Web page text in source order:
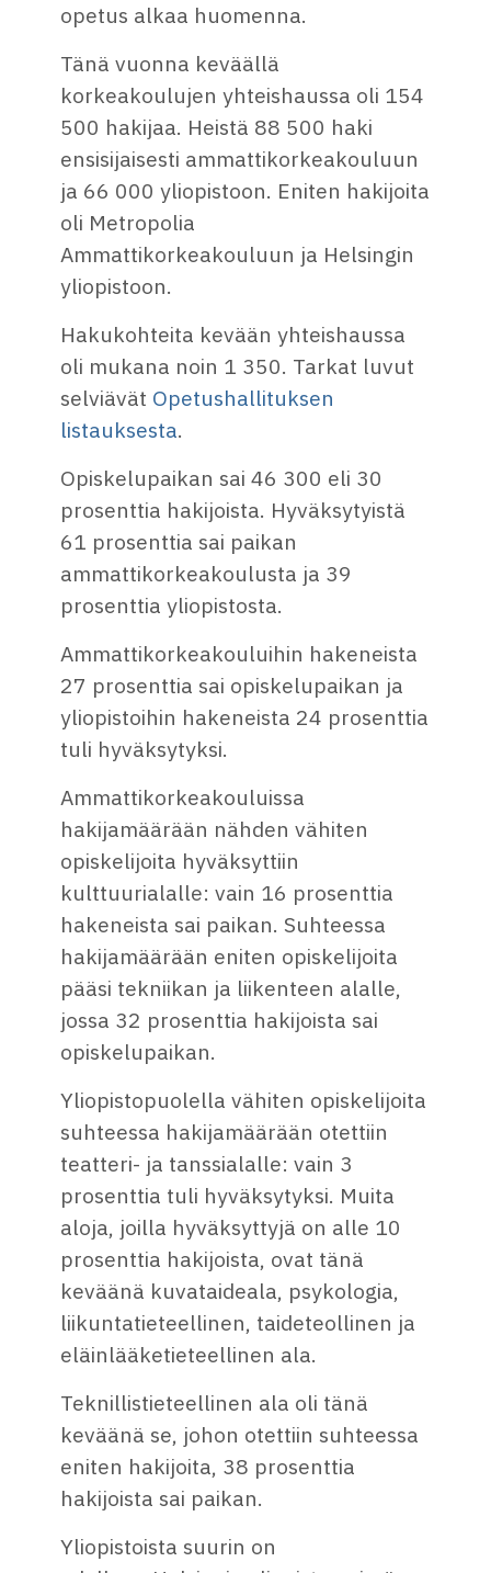
opetus alkaa huomenna.
Tänä vuonna keväällä
korkeakoulujen yhteishaussa oli 154
500 hakijaa. Heistä 88 500 haki
ensisijaisesti ammattikorkeakouluun
ja 66 000 yliopistoon. Eniten hakijoita
oli Metropolia
Ammattikorkeakouluun ja Helsingin
yliopistoon.
Hakukohteita kevään yhteishaussa
oli mukana noin 1 350. Tarkat luvut
selviävät Opetushallituksen
listauksesta.
Opiskelupaikan sai 46 300 eli 30
prosenttia hakijoista. Hyväksytyistä
61 prosenttia sai paikan
ammattikorkeakoulusta ja 39
prosenttia yliopistosta.
Ammattikorkeakouluihin hakeneista
27 prosenttia sai opiskelupaikan ja
yliopistoihin hakeneista 24 prosenttia
tuli hyväksytyksi.
Ammattikorkeakouluissa
hakijamäärään nähden vähiten
opiskelijoita hyväksyttiin
kulttuurialalle: vain 16 prosenttia
hakeneista sai paikan. Suhteessa
hakijamäärään eniten opiskelijoita
pääsi tekniikan ja liikenteen alalle,
jossa 32 prosenttia hakijoista sai
opiskelupaikan.
Yliopistopuolella vähiten opiskelijoita
suhteessa hakijamäärään otettiin
teatteri- ja tanssialalle: vain 3
prosenttia tuli hyväksytyksi. Muita
aloja, joilla hyväksyttyjä on alle 10
prosenttia hakijoista, ovat tänä
keväänä kuvataideala, psykologia,
liikuntatieteellinen, taideteollinen ja
eläinlääketieteellinen ala.
Teknillistieteellinen ala oli tänä
keväänä se, johon otettiin suhteessa
eniten hakijoita, 38 prosenttia
hakijoista sai paikan.
Yliopistoista suurin on